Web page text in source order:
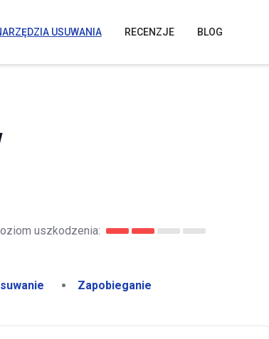
USUWANIA RECENZJE BLOG
uszkodzenia:
Zapobieganie